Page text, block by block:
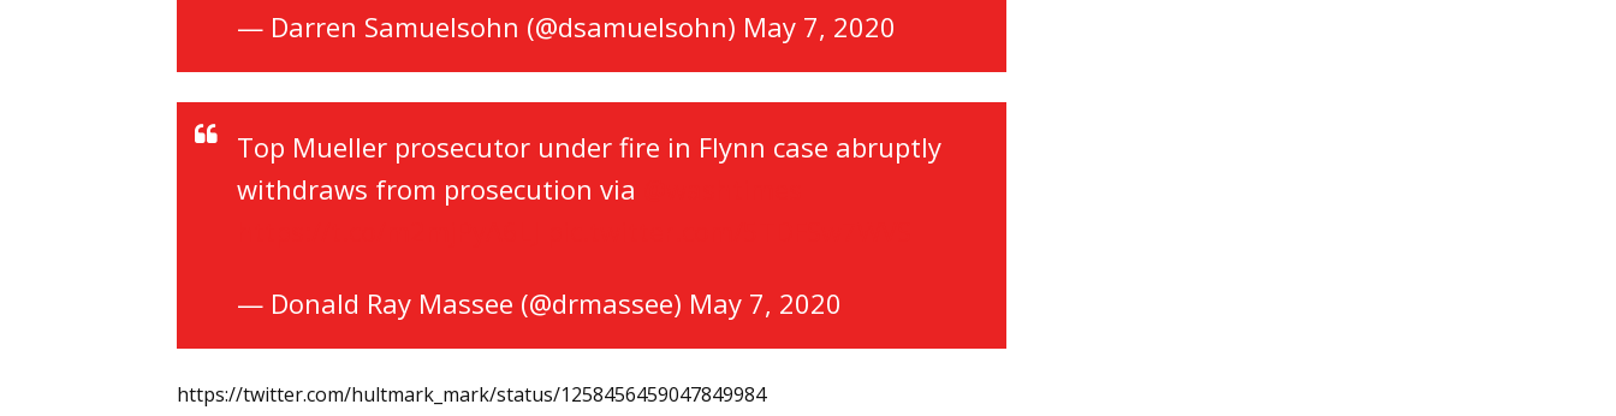
— Darren Samuelsohn (@dsamuelsohn) May 7, 2020
Top Mueller prosecutor under fire in Flynn case abruptly
withdraws from prosecution via
— Donald Ray Massee (@drmassee) May 7, 2020
https://twitter.com/hultmark_mark/status/1258456459047849984